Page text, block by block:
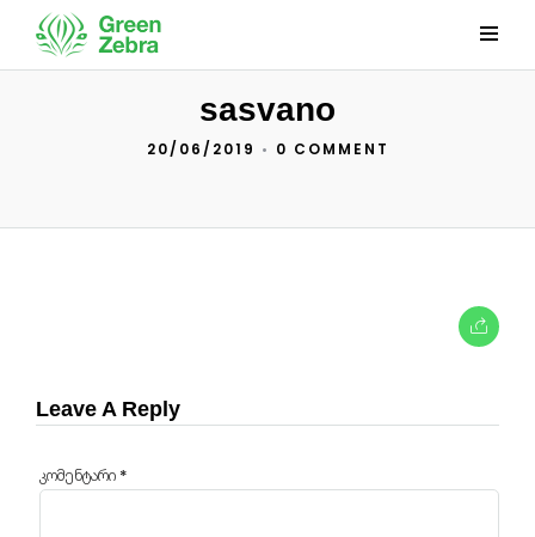
sasvano
20/06/2019 • 0 COMMENT
Leave A Reply
კომენტარი *